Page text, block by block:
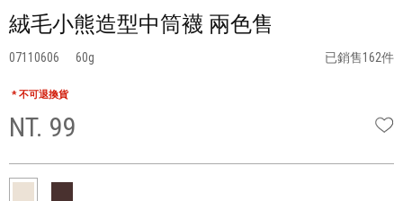
絨毛小熊造型中筒襪 兩色售
07110606 60 已銷售162件
* 不可退換貨
NT. 99